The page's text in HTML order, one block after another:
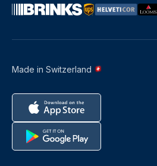
Made in Switzerland